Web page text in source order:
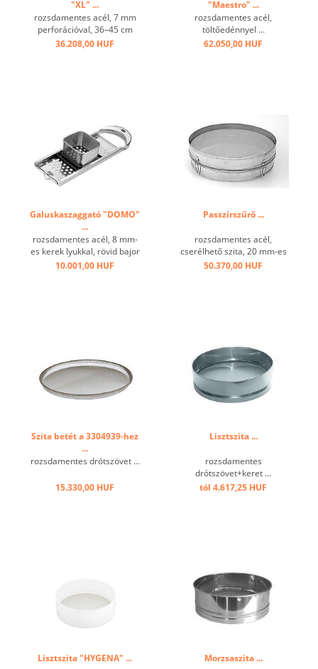
"XL" ...
rozsdamentes acél, 7 mm
perforációval, 36–45 cm
átmérőjű edényekhez ...
36.208,00 HUF
"Maestro" ...
rozsdamentes acél,
töltőedénnyel ...
62.050,00 HUF
Galuskaszaggató "DOMO"
...
rozsdamentes acél, 8 mm-
es kerek lyukkal, rövid bajor
spätzle ...
10.001,00 HUF
Passzírszűrő ...
rozsdamentes acél,
cserélhető szita, 20 mm-es
hálószem ...
50.370,00 HUF
Szita betét a 3304939-hez
...
rozsdamentes drótszövet ...
15.330,00 HUF
Lisztszita ...
rozsdamentes
drótszövet+keret ...
tól 4.617,25 HUF
Lisztszita "HYGENA" ... Morzsaszita ...